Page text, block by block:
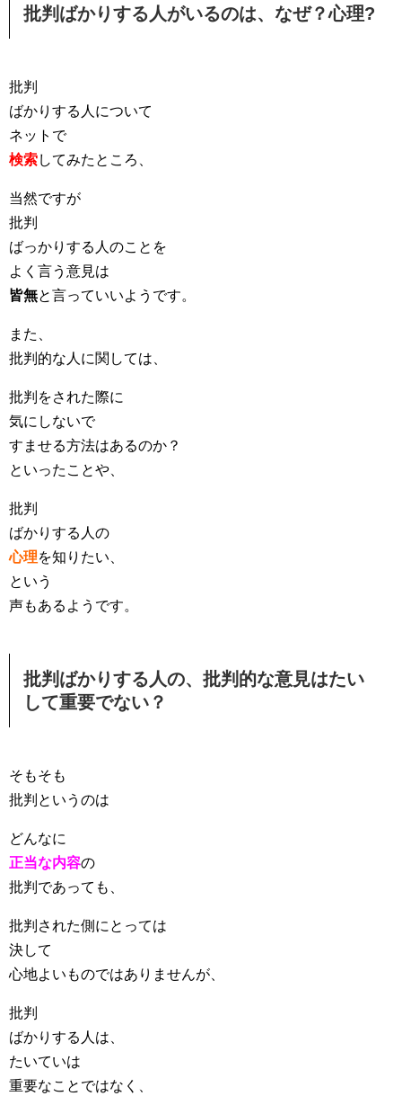
批判ばかりする人がいるのは、なぜ？心理?
批判
ばかりする人について
ネットで
検索してみたところ、
当然ですが
批判
ばっかりする人のことを
よく言う意見は
皆無と言っていいようです。
また、
批判的な人に関しては、
批判をされた際に
気にしないで
すませる方法はあるのか？
といったことや、
批判
ばかりする人の
心理を知りたい、
という
声もあるようです。
批判ばかりする人の、批判的な意見はたい
して重要でない？
そもそも
批判というのは
どんなに
正当な内容の
批判であっても、
批判された側にとっては
決して
心地よいものではありませんが、
批判
ばかりする人は、
たいていは
重要なことではなく、